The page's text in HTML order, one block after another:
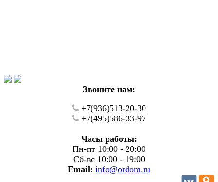
Звоните нам:
+7(936)513-20-30
+7(495)586-33-97
Часы работы:
Пн-пт 10:00 - 20:00
Сб-вс 10:00 - 19:00
Email: info@ordom.ru